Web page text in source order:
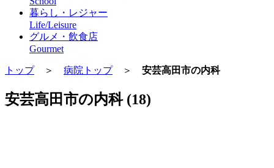
暮らし・レジャー
Life/Leisure
グルメ・飲食店
Gourmet
トップ＞ 病院トップ＞ 安芸高田市の内科
安芸高田市の内科 (18)